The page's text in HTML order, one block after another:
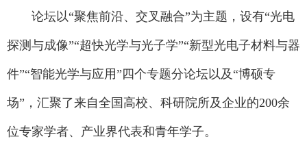
论坛以“聚焦前沿、交叉融合”为主题，设有“光电
探测与成像”“超快光学与光子学”“新型光电子材料与器
件”“智能光学与应用”四个专题分论坛以及“博硕专
场”，汇聚了来自全国高校、科研院所及企业的200余
位专家学者、产业界代表和青年学子。